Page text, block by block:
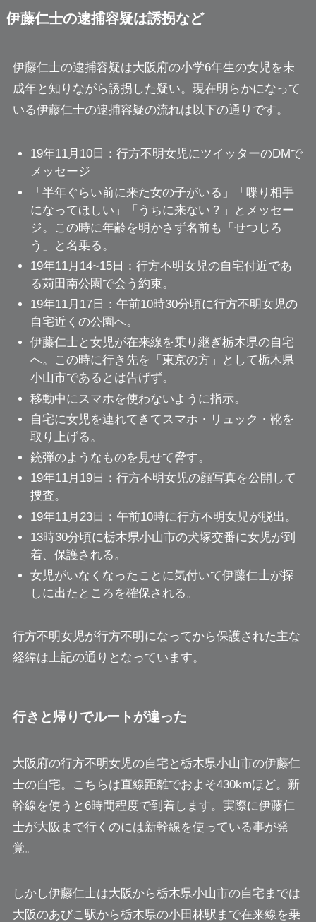
伊藤仁士の逮捕容疑は誘拐など
伊藤仁士の逮捕容疑は大阪府の小学6年生の女児を未
成年と知りながら誘拐した疑い。現在明らかになって
いる伊藤仁士の逮捕容疑の流れは以下の通りです。
19年11月10日：行方不明女児にツイッターのDMで
メッセージ
「半年ぐらい前に来た女の子がいる」「喋り相手
になってほしい」「うちに来ない？」とメッセー
ジ。この時に年齢を明かさず名前も「せつじろ
う」と名乗る。
19年11月14~15日：行方不明女児の自宅付近であ
る苅田南公園で会う約束。
19年11月17日：午前10時30分頃に行方不明女児の
自宅近くの公園へ。
伊藤仁士と女児が在来線を乗り継ぎ栃木県の自宅
へ。この時に行き先を「東京の方」として栃木県
小山市であるとは告げず。
移動中にスマホを使わないように指示。
自宅に女児を連れてきてスマホ・リュック・靴を
取り上げる。
銃弾のようなものを見せて脅す。
19年11月19日：行方不明女児の顔写真を公開して
捜査。
19年11月23日：午前10時に行方不明女児が脱出。
13時30分頃に栃木県小山市の犬塚交番に女児が到
着、保護される。
女児がいなくなったことに気付いて伊藤仁士が探
しに出たところを確保される。
行方不明女児が行方不明になってから保護された主な
経緯は上記の通りとなっています。
行きと帰りでルートが違った
大阪府の行方不明女児の自宅と栃木県小山市の伊藤仁
士の自宅。こちらは直線距離でおよそ430kmほど。新
幹線を使うと6時間程度で到着します。実際に伊藤仁
士が大阪まで行くのには新幹線を使っている事が発
覚。
しかし伊藤仁士は大阪から栃木県小山市の自宅までは
大阪のあびこ駅から栃木県の小田林駅まで在来線を乗